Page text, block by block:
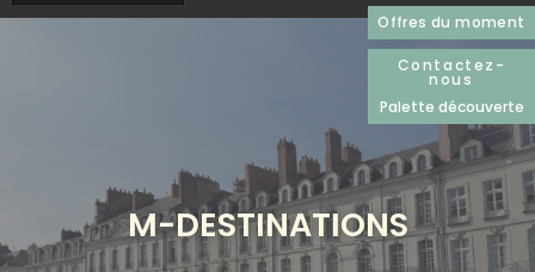
Offres du moment
Contactez-
nous
Palette découverte
M-DESTINATIONS